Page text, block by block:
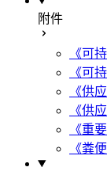
附件
《可
《可
《供
《供
《重
《粪